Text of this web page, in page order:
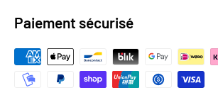
Paiement sécurisé